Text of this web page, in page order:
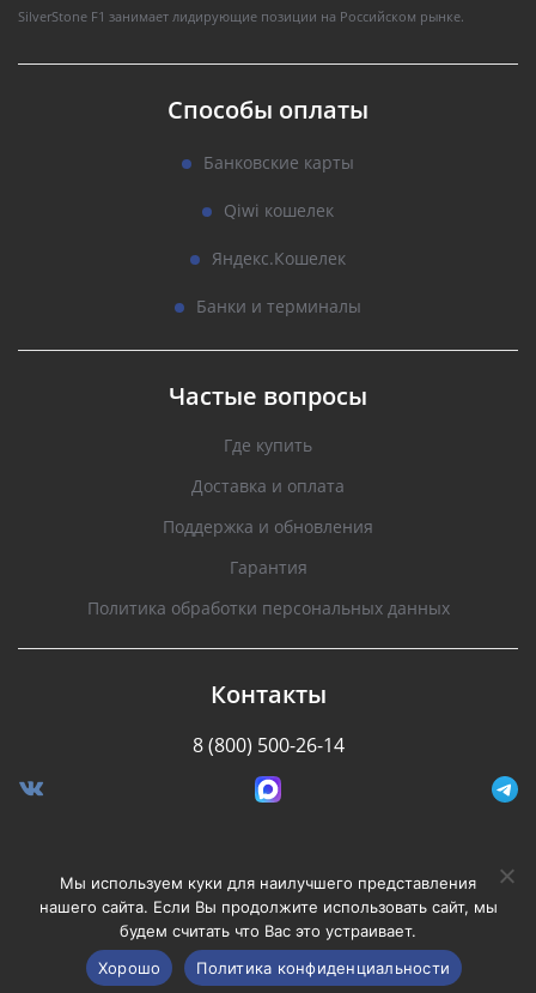
SilverStone F1 занимает лидирующие позиции на Российском рынке.
Способы оплаты
Банковские карты
Qiwi кошелек
Яндекс.Кошелек
Банки и терминалы
Частые вопросы
Где купить
Доставка и оплата
Поддержка и обновления
Гарантия
Политика обработки персональных данных
Контакты
8 (800) 500-26-14
Разработано Stormcorp
Copyright © 2008-2020, Silverstone F1. Все права
защищены.
Мы используем куки для наилучшего представления
нашего сайта. Если Вы продолжите использовать сайт, мы
будем считать что Вас это устраивает.
Хорошо
Политика конфиденциальности